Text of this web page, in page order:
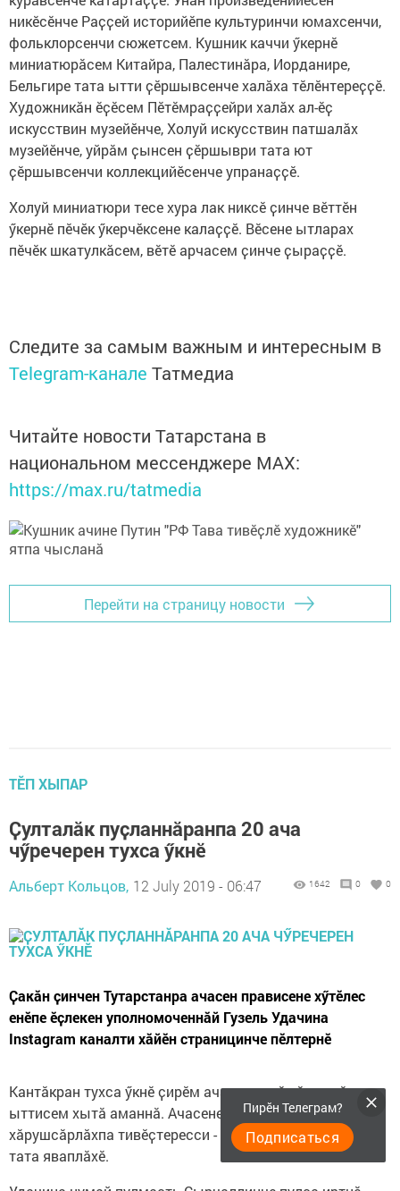
никӗсӗнче Раҫҫей историйӗпе культуринчи юмахсенчи,
фольклорсенчи сюжетсем. Кушник каччи ӳкернӗ
миниатюрӑсем Китайра, Палестинӑра, Иорданире,
Бельгире тата ытти ҫӗршывсенче халӑха тӗлӗнтереҫҫӗ.
Художникӑн ӗҫӗсем Пӗтӗмраҫҫейри халӑх ал-ӗҫ
искусствин музейӗнче, Холуй искусствин патшалӑх
музейӗнче, уйрӑм ҫынсен ҫӗршыври тата ют
ҫӗршывсенчи коллекцийӗсенче упранаҫҫӗ.
Холуй миниатюри тесе хура лак никсӗ ҫинче вӗттӗн
ӳкернӗ пӗчӗк ӳкерчӗксене калаҫҫӗ. Вӗсене ытларах
пӗчӗк шкатулкӑсем, вӗтӗ арчасем ҫинче ҫыраҫҫӗ.
Следите за самым важным и интересным в
Telegram-канале Татмедиа
Читайте новости Татарстана в
национальном мессенджере MАХ:
https://max.ru/tatmedia
Перейти на страницу новости
ТӖП ХЫПАР
Ҫулталӑк пуҫланнӑранпа 20 ача
чӳречерен тухса ӳкнӗ
Альберт Кольцов, 12 July 2019 - 06:47 1642 0 0
Ҫакӑн ҫинчен Тутарстанра ачасен прависене хӳтӗлес
енӗпе ӗҫлекен уполномоченнӑй Гузель Удачина
Instagram каналти хӑйӗн страницинче пӗлтернӗ
Кантӑкран тухса ӳкнӗ ҫирӗм ачаран иккӗшӗ вилнӗ,
ыттисем хытӑ аманнӑ. Ачасене пӑхасси, вӗсен
хӑрушсӑрлӑхпа тивӗҫтересси - ашшӗ-амӑшӗсен тивӗҫӗ
тата яваплӑхӗ.
Пирӗн Телеграм?
Подписаться